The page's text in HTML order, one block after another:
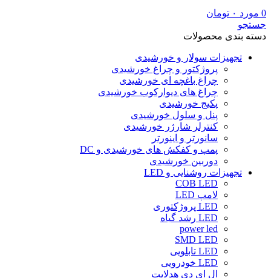
0 مورد ۰ تومان
جستجو
دسته بندی محصولات
تجهیزات سولار و خورشیدی
پروژکتور و چراغ خورشیدی
چراغ باغچه ای خورشیدی
چراغ های دیوارکوب خورشیدی
پکیج خورشیدی
پنل و سلول خورشیدی
کنترلر شارژر خورشیدی
سانورتر و اینورتر
پمپ و کفکش های خورشیدی و DC
دوربین خورشیدی
تجهیزات روشنایی و LED
COB LED
لامپ LED
LED پروژکتوری
LED رشد گیاه
power led
SMD LED
LED تابلویی
LED خودرویی
ال ای دی هدلایت